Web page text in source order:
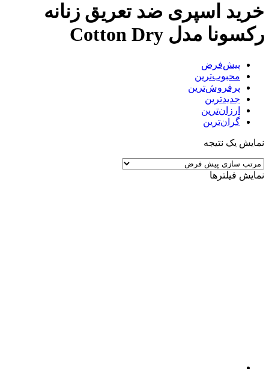
خرید اسپری ضد تعریق زنانه
رکسونا مدل Cotton Dry
پیش‌فرض
محبوب‌ترین
پرفروش‌ترین
جدیدترین
ارزان‌ترین
گران‌ترین
نمایش یک نتیجه
نمایش فیلترها